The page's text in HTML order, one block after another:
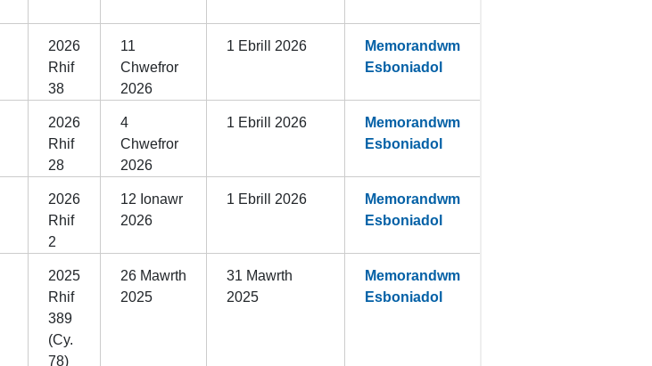
2026
Rhif
38
11
Chwefror
2026
1 Ebrill 2026
Memorandwm
Esboniadol
2026
Rhif
28
4
Chwefror
2026
1 Ebrill 2026
Memorandwm
Esboniadol
2026
Rhif
2
12 Ionawr
2026
1 Ebrill 2026
Memorandwm
Esboniadol
2025
Rhif
389
(Cy.
78)
26 Mawrth
2025
31 Mawrth
2025
Memorandwm
Esboniadol